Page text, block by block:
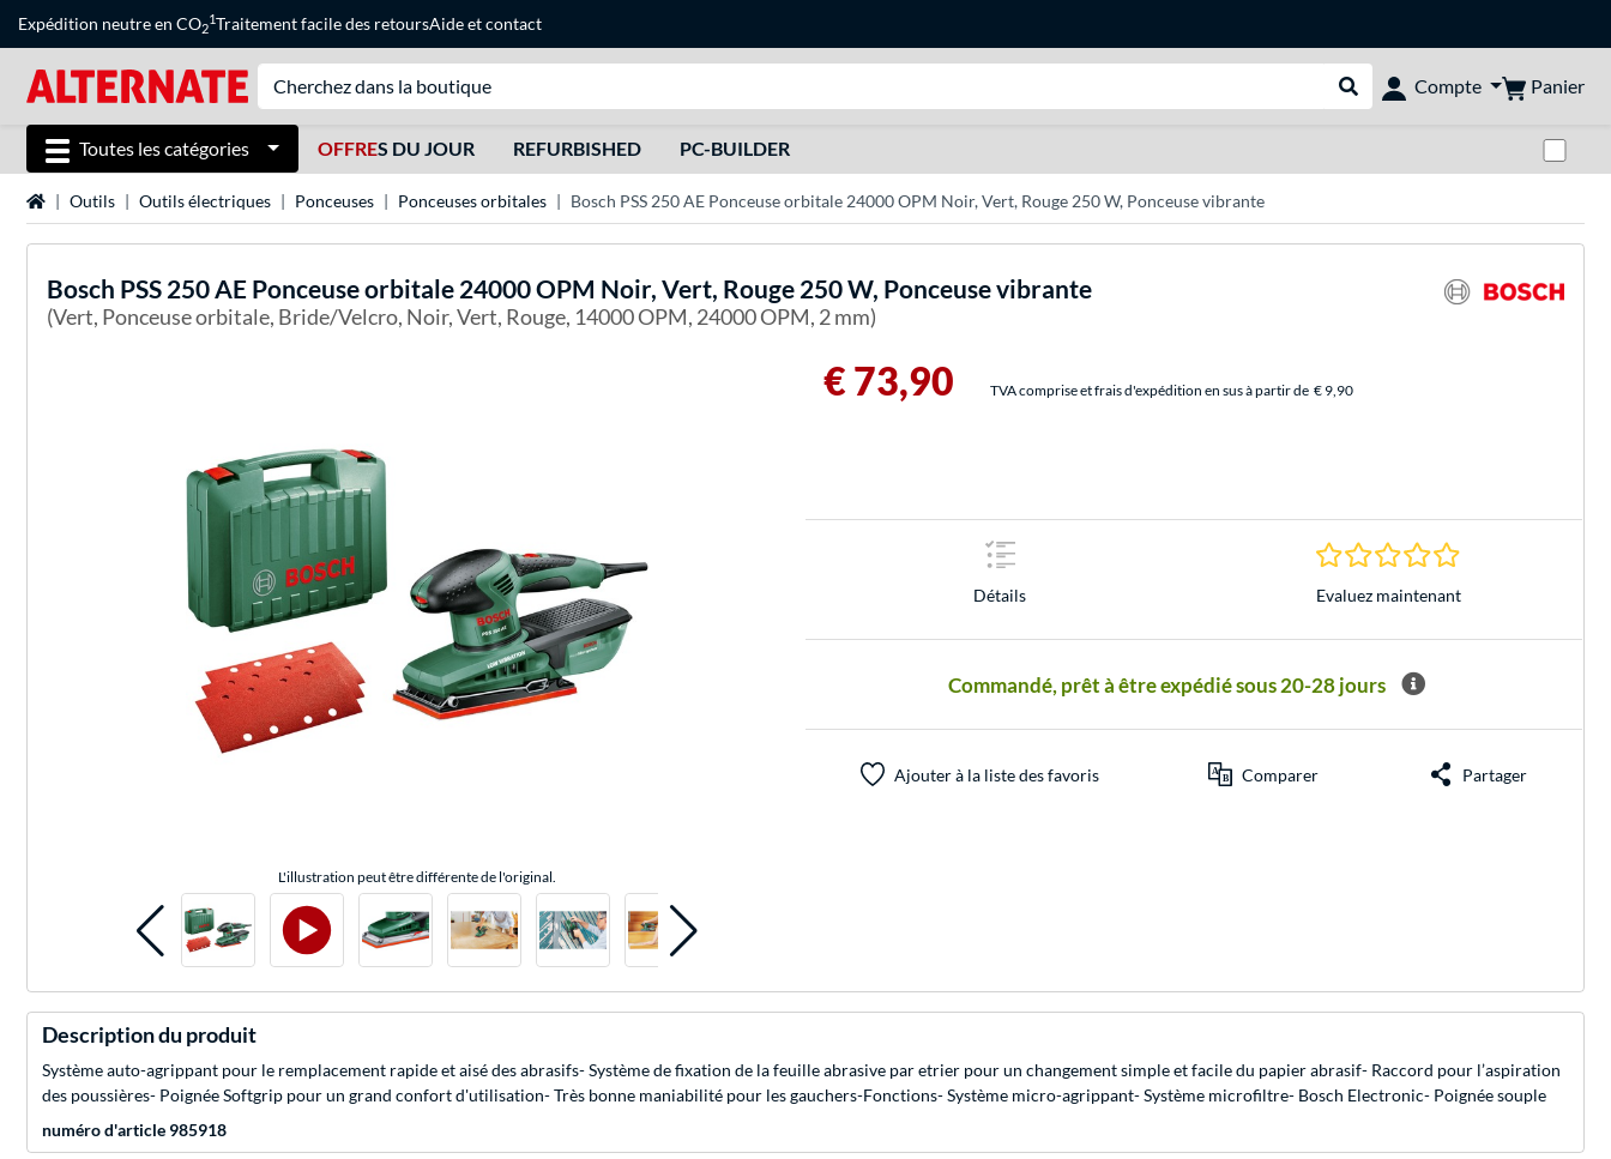
Expédition neutre en CO2
1Traitement facile des retoursAideetcontact
Rechercher dans le shop
Compte Panier
Toutes les catégories OFFRES DU JOUR REFURBISHED PC-BUILDER
Page d'accueil
Outils Outils électriques Ponceuses Ponceuses orbitales Bosch PSS 250 AE Ponceuse orbitale 24000 OPM Noir, Vert, Rouge 250 W, Ponceuse vibrante
Bosch PSS 250 AE Ponceuse orbitale 24000 OPM Noir, Vert, Rouge 250 W, Ponceuse vibrante
(Vert, Ponceuse orbitale, Bride/Velcro, Noir, Vert, Rouge, 14000 OPM, 24000 OPM, 2 mm)
L'illustration peut être différente de l'original.
€ 73,90 TVA comprise et frais d'expédition en sus à partir de € 9,90
Détails
0.0 Étoiles à 0
Evaluez maintenant
Commandé, prêt à être expédié sous 20-28 jours
Ajouter à la liste des favoris Comparer Partager
Description du produit
Système auto-agrippant pour le remplacement rapide et aisé des abrasifs- Système de fixation de la feuille abrasive par etrier pour un changement simple et facile du papier abrasif- Raccord pour l’aspiration
des poussières- Poignée Softgrip pour un grand confort d'utilisation- Très bonne maniabilité pour les gauchers-Fonctions- Système micro-agrippant- Système microfiltre- Bosch Electronic- Poignée souple
numéro d'article 985918